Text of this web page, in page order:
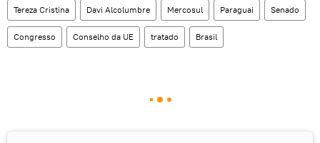
Tereza Cristina Davi Alcolumbre Mercosul Paraguai Senado
Congresso Conselho da UE tratado Brasil